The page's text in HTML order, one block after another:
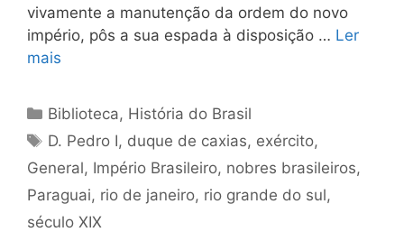
vivamente a ma­nutenção da ordem do novo
império, pôs a sua espada à disposição … Ler
mais
Categorias
Biblioteca, História do Brasil
Tags
D. Pedro I, duque de caxias, exército,
General, Império Brasileiro, nobres brasileiros,
Paraguai, rio de janeiro, rio grande do sul,
século XIX